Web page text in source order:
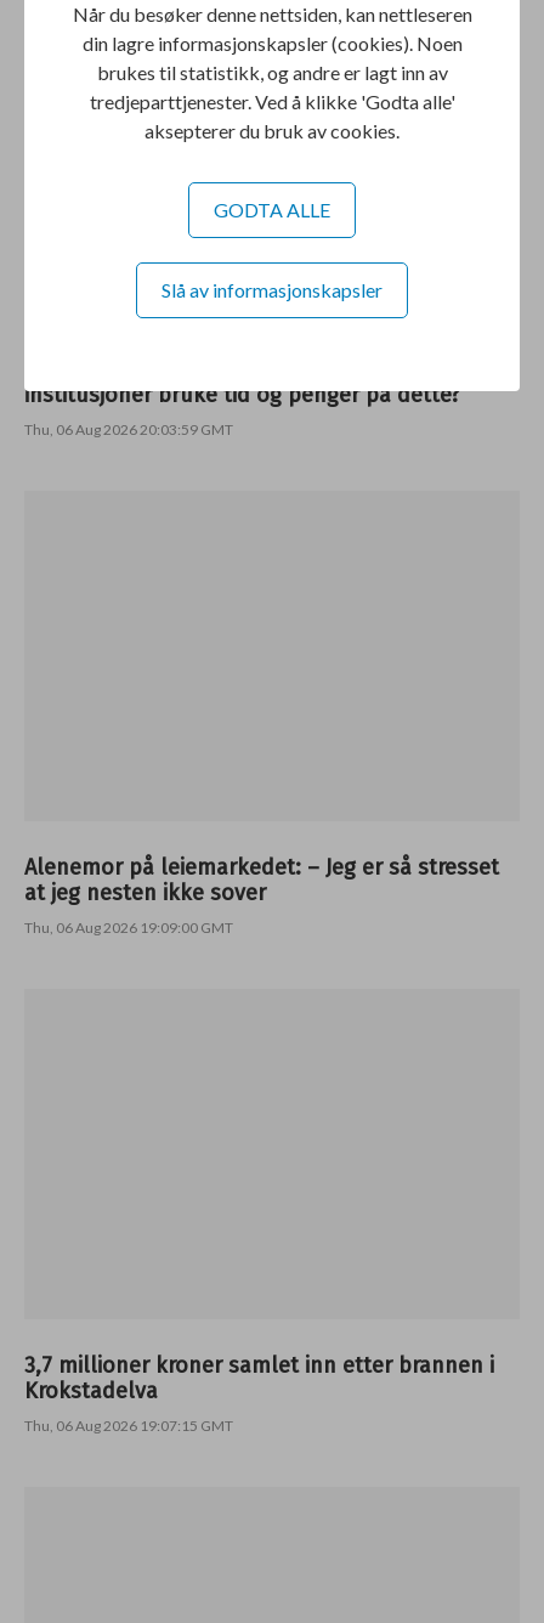
institusjoner bruke tid og penger på dette?
Thu, 06 Aug 2026 20:03:59 GMT
Alenemor på leiemarkedet: – Jeg er så stresset
at jeg nesten ikke sover
Thu, 06 Aug 2026 19:09:00 GMT
3,7 millioner kroner samlet inn etter brannen i
Krokstadelva
Thu, 06 Aug 2026 19:07:15 GMT
Når du besøker denne nettsiden, kan nettleseren
din lagre informasjonskapsler (cookies). Noen
brukes til statistikk, og andre er lagt inn av
tredjeparttjenester. Ved å klikke 'Godta alle'
aksepterer du bruk av cookies.
GODTA ALLE
Slå av informasjonskapsler